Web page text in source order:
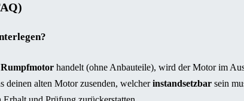
handelt (ohne Anbauteile), wird der Motor im
deinen alten Motor zusenden, welcherinstandsetzbar sein